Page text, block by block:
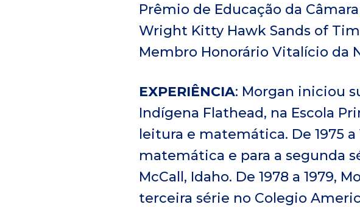
Prêmio de Educação da
Wright Kitty Hawk Sands of
Membro Honorário Vitalício da
EXPERIÊNCIA: Morgan iniciou
Indígena Flathead, na Escola
leitura e matemática. De 1975
matemática e para a segunda
McCall, Idaho. De 1978 a 1979,
terceira série no Colegio